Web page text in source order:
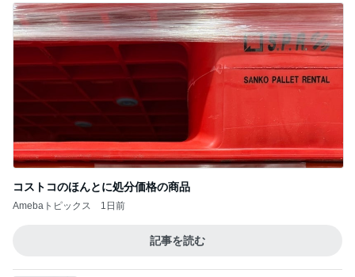
コストコのほんとに処分価格の商品
Amebaトピックス 1日前
記事を読む
ユカイ 隣の人から貰ったプレゼント
Amebaトピックス 1日前
Amebaトピックス 13時間前